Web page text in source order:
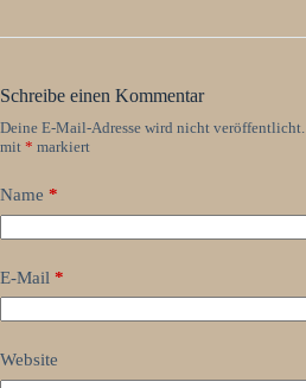
Schreibe einen Kommentar
Deine E-Mail-Adresse wird nicht veröffentlicht.
mit * markiert
Name *
E-Mail *
Website